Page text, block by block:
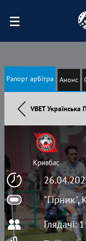
Рапорт арбітра Анонс
VBET
"Гірник",
Кривбас
Глядачі: